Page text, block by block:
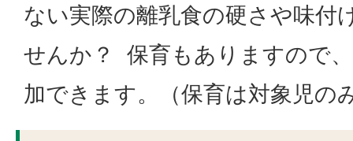
ない実際の離乳食の硬さや味付
せんか？ 保育もありますので
加できます。（保育は対象児の